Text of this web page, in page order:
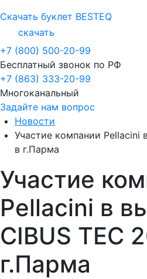
Скачать буклет BESTEQ
скачать
+7 (800) 500-20-99
Бесплатный звонок по РФ
+7 (863) 333-20-99
Многоканальный
Задайте нам вопрос
Новости
Участие компании Pellacini
в г.Парма
Участие
Pellacini в
CIBUS TEC
г.Парма